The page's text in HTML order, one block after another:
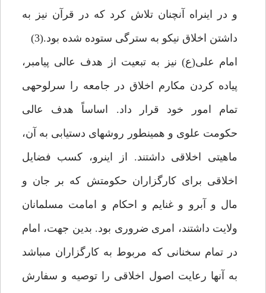
و در اين‏راه آن‏چنان تلاش كرد كه در قرآن نيز به
داشتن اخلاق نيكو به سترگى ستوده شده بود.(3)
امام على(ع) نيز به تبعيت از هدف عالى پيامبر،
پياده كردن مكارم اخلاق در جامعه را سرلوحه‏ى
تمام امور خود قرار داد. اساساً هدف عالى
حكومت علوى و همين‏طور روش‏هاى دست‏يابى به آن،
ماهيتى اخلاقى داشتند. از اين‏رو، كسب فضايل
اخلاقى براى كارگزاران حكومتش كه بر جان و
مال و آبرو و غنايم و احكام و امامت مسلمانان
ولايت داشتند، امرى ضرورى بود. بدين جهت، امام
در تمام سخنانى كه مربوط به كارگزاران مى‏باشد
به آن‏ها رعايت اصول اخلاقى را توصيه و سفارش